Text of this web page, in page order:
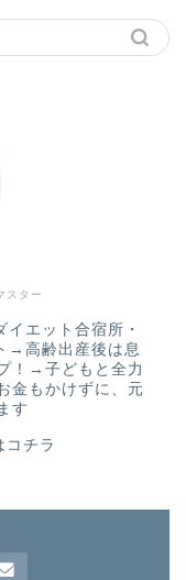
スター
エット合宿所・
→高齢出産後は息
！→子どもと全力
金もかけずに、元
す
コチラ